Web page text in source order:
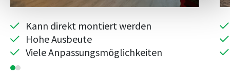
Kann direkt montiert werden
Hohe Ausbeute
Viele Anpassungsmöglichkeiten